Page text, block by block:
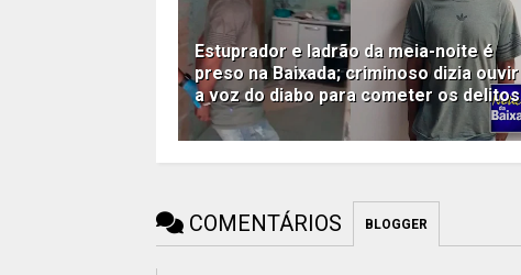
Estuprador e ladrão da meia-noite é
preso na Baixada; criminoso dizia ouvir
a voz do diabo para cometer os delitos
COMENTÁRIOS BLOGGER